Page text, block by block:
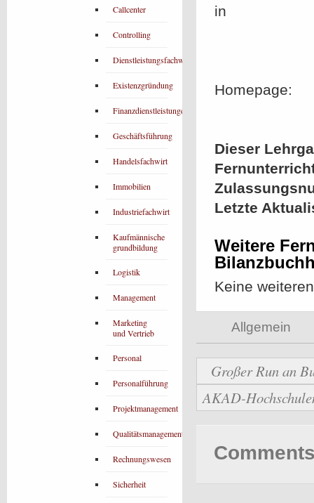
in
Homepage:
Dieser
Letzte
Weitere
Keine
Allgemein
Großer Run an
AKAD-
Callcenter
Controlling
Dienstleistungsfachwirt
Existenzgründung
Finanzdienstleistungen
Geschäftsführung
Handelsfachwirt
Immobilien
Industriefachwirt
Kaufmännische
grundbildung
Logistik
Management
Marketing
und Vertrieb
Personal
Personalführung
Projektmanagement
Qualitätsmanagement
Rechnungswesen
Sicherheit